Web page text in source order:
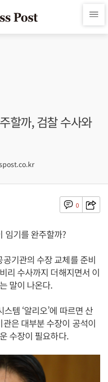
할까, 검찰 수사와
0
임기를 완주할까?
기관의 수장 교체를 준비
리 수사까지 더해지면서 이
말이 나온다.
템 ‘알리오’에 따르면 산
은 대부분 수장이 공석이
수장이 필요하다.